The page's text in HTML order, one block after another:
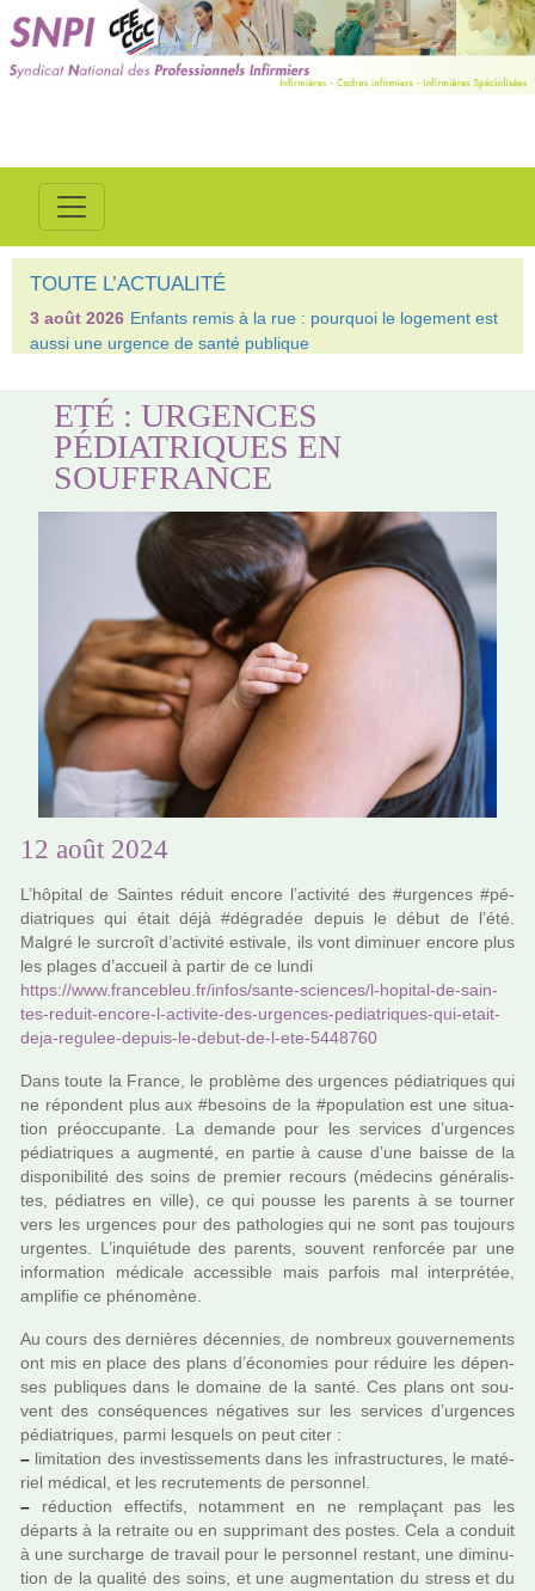
TOUTE L’ACTUALITÉ
3 août 2026 Enfants remis à la rue : pourquoi le logement est
aussi une urgence de santé publique
ETÉ : URGENCES
PÉDIATRIQUES EN
SOUFFRANCE
12 août 2024
L’hôpi­tal de Saintes réduit encore l’acti­vité des #ur­gen­ces #pé­
dia­tri­ques qui était déjà #dé­gra­dée depuis le début de l’été.
Malgré le sur­croît d’acti­vité esti­vale, ils vont dimi­nuer encore plus
les plages d’accueil à partir de ce lundi
https://www.fran­ce­bleu.fr/infos/sante-scien­ces/l-hopi­tal-de-sain­
tes-reduit-encore-l-acti­vite-des-urgen­ces-pedia­tri­ques-qui-etait-
deja-regu­lee-depuis-le-debut-de-l-ete-5448760
Dans toute la France, le pro­blème des urgen­ces pédia­tri­ques qui
ne répon­dent plus aux #be­soins de la #po­pu­la­tion est une situa­
tion préoc­cu­pante. La demande pour les ser­vi­ces d’urgen­ces
pédia­tri­ques a aug­menté, en partie à cause d’une baisse de la
dis­po­ni­bi­lité des soins de pre­mier recours (méde­cins géné­ra­lis­
tes, pédia­tres en ville), ce qui pousse les parents à se tour­ner
vers les urgen­ces pour des patho­lo­gies qui ne sont pas tou­jours
urgen­tes. L’inquié­tude des parents, sou­vent ren­for­cée par une
infor­ma­tion médi­cale acces­si­ble mais par­fois mal inter­pré­tée,
ampli­fie ce phé­no­mène.
Au cours des der­niè­res décen­nies, de nom­breux gou­ver­ne­ments
ont mis en place des plans d’économies pour réduire les dépen­
ses publi­ques dans le domaine de la santé. Ces plans ont sou­
vent des consé­quen­ces néga­ti­ves sur les ser­vi­ces d’urgen­ces
pédia­tri­ques, parmi les­quels on peut citer :
– limi­ta­tion des inves­tis­se­ments dans les infra­struc­tu­res, le maté­
riel médi­cal, et les recru­te­ments de per­son­nel.
– réduc­tion effec­tifs, notam­ment en ne rem­pla­çant pas les
départs à la retraite ou en sup­pri­mant des postes. Cela a conduit
à une sur­charge de tra­vail pour le per­son­nel res­tant, une dimi­nu­
tion de la qua­lité des soins, et une aug­men­ta­tion du stress et du